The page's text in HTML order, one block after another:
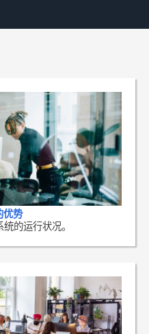
势
的运行状况。